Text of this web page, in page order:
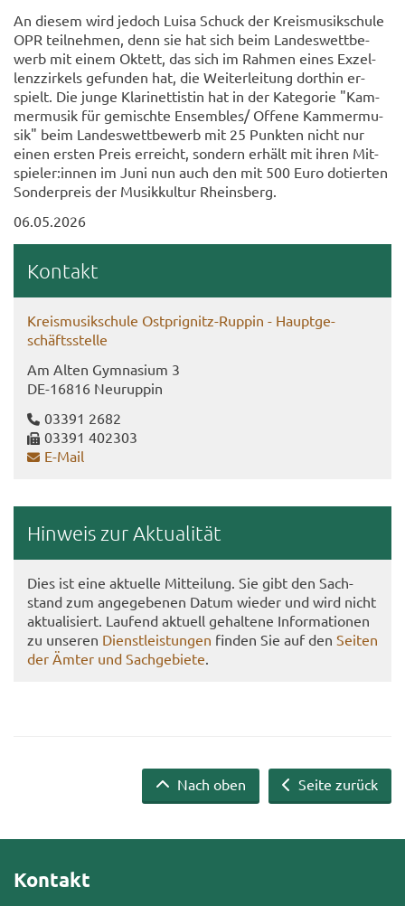
An die­sem wird je­doch Luisa Schuck der Kreis­mu­sik­schu­le
OPR teil­neh­men, denn sie hat sich beim Lan­des­wett­be­
werb mit einem Ok­tett, das sich im Rah­men eines Ex­zel­
lenz­zir­kels ge­fun­den hat, die Wei­ter­lei­tung dort­hin er­
spielt. Die junge Kla­ri­net­tis­tin hat in der Ka­te­go­rie "Kam­
mer­mu­sik für ge­misch­te En­sem­bles/ Of­fe­ne Kam­mer­mu­
sik" beim Lan­des­wett­be­werb mit 25 Punk­ten nicht nur
einen ers­ten Preis er­reicht, son­dern er­hält mit ihren Mit­
spie­ler:innen im Juni nun auch den mit 500 Euro do­tier­ten
Son­der­preis der Mu­sik­kul­tur Rheins­berg.
06.05.2026
Kon­takt
Kreis­mu­sik­schu­le Ostprignitz-​Ruppin - Haupt­ge­
schäfts­stel­le
Am Alten Gym­na­si­um 3
DE-​16816 Neu­rup­pin
03391 2682
03391 402303
E-​Mail
Hin­weis zur Ak­tua­li­tät
Dies ist eine ak­tu­el­le Mit­tei­lung. Sie gibt den Sach­
stand zum an­ge­ge­be­nen Datum wie­der und wird nicht
ak­tua­li­siert. Lau­fend ak­tu­ell ge­hal­te­ne In­for­ma­tio­nen
zu un­se­ren Dienst­leis­tun­gen fin­den Sie auf den Sei­ten
der Ämter und Sach­ge­bie­te.
Seite zurück
Nach oben
Kontakt